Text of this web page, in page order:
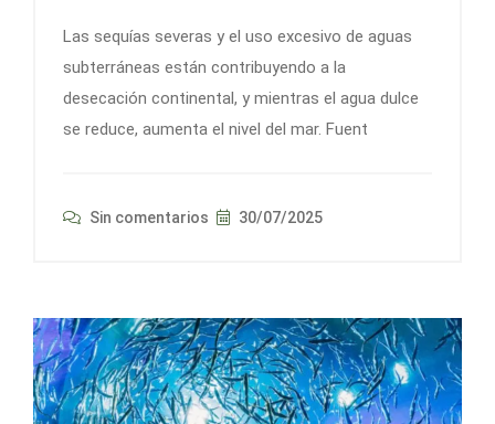
Las sequías severas y el uso excesivo de aguas
subterráneas están contribuyendo a la
desecación continental, y mientras el agua dulce
se reduce, aumenta el nivel del mar. Fuent
Sin comentarios 30/07/2025